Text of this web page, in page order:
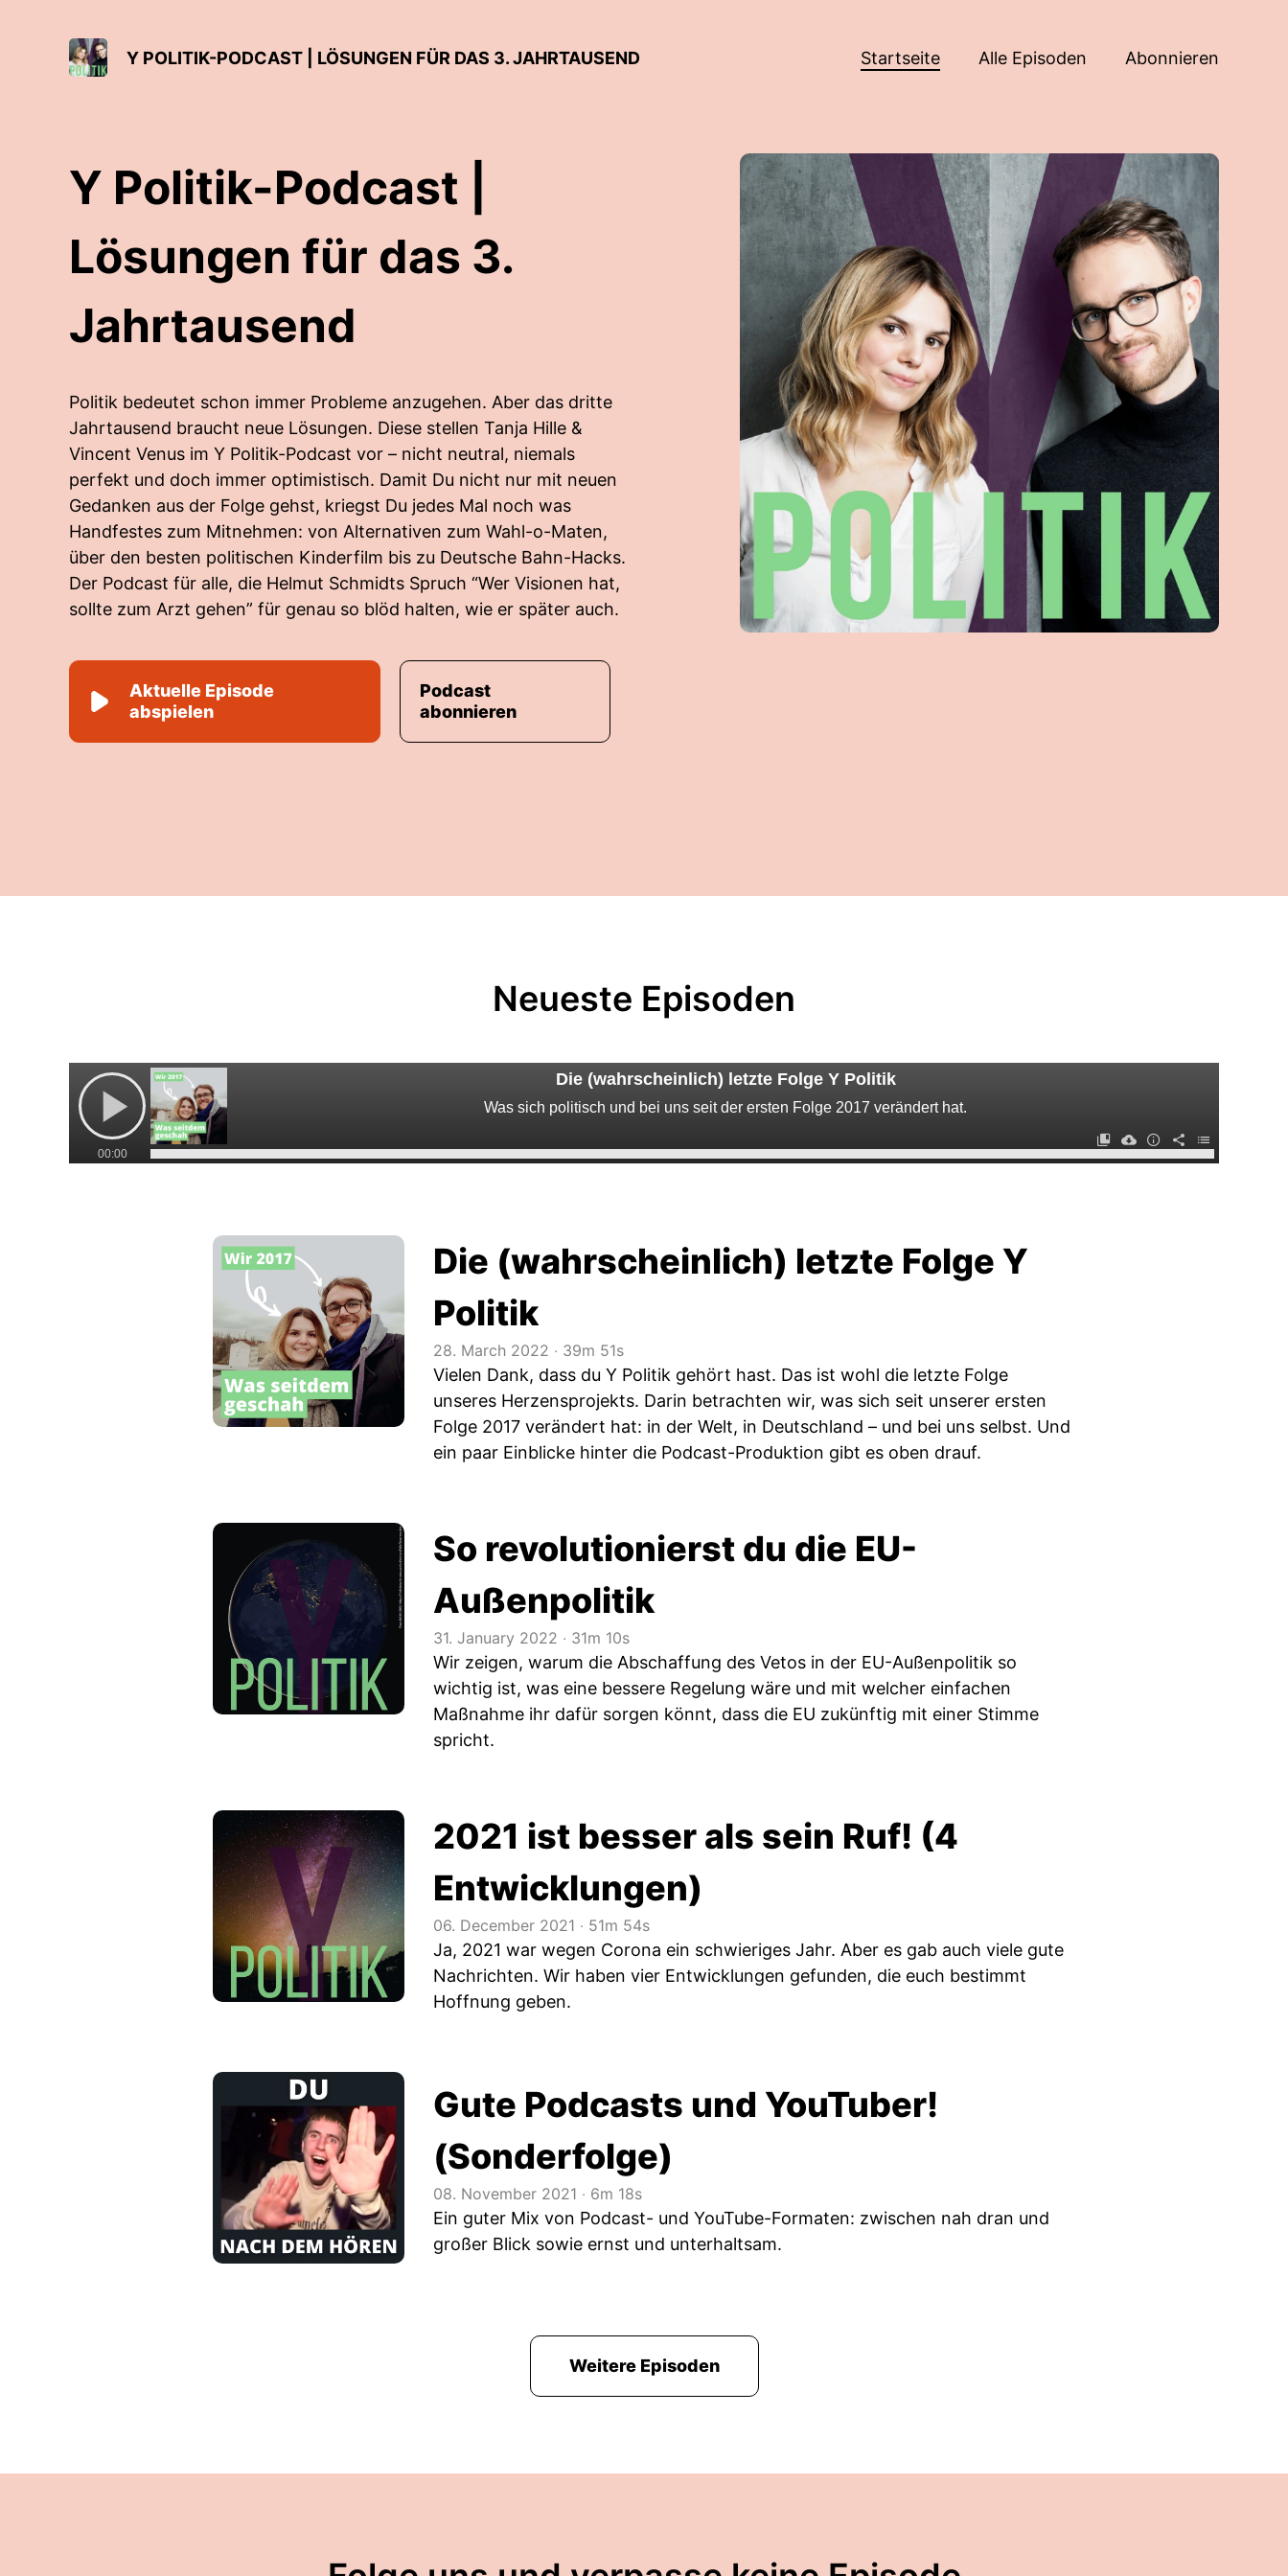
Y POLITIK-PODCAST | LÖSUNGEN FÜR DAS 3. JAHRTAUSEND Startseite Alle Episoden Abonnieren
Y Politik-Podcast |
Lösungen für das 3.
Jahrtausend
Politik bedeutet schon immer Probleme anzugehen. Aber das dritte
Jahrtausend braucht neue Lösungen. Diese stellen Tanja Hille &
Vincent Venus im Y Politik-Podcast vor – nicht neutral, niemals
perfekt und doch immer optimistisch. Damit Du nicht nur mit neuen
Gedanken aus der Folge gehst, kriegst Du jedes Mal noch was
Handfestes zum Mitnehmen: von Alternativen zum Wahl-o-Maten,
über den besten politischen Kinderfilm bis zu Deutsche Bahn-Hacks.
Der Podcast für alle, die Helmut Schmidts Spruch “Wer Visionen hat,
sollte zum Arzt gehen” für genau so blöd halten, wie er später auch.
Aktuelle Episode
abspielen
Podcast
abonnieren
Neueste Episoden
Die (wahrscheinlich) letzte Folge Y Politik
Was sich politisch und bei uns seit der ersten Folge 2017 verändert hat.
00:00
Die (wahrscheinlich) letzte Folge Y
Politik
28. March 2022 ‧ 39m 51s
Vielen Dank, dass du Y Politik gehört hast. Das ist wohl die letzte Folge
unseres Herzensprojekts. Darin betrachten wir, was sich seit unserer ersten
Folge 2017 verändert hat: in der Welt, in Deutschland – und bei uns selbst. Und
ein paar Einblicke hinter die Podcast-Produktion gibt es oben drauf.
So revolutionierst du die EU-
Außenpolitik
31. January 2022 ‧ 31m 10s
Wir zeigen, warum die Abschaffung des Vetos in der EU-Außenpolitik so
wichtig ist, was eine bessere Regelung wäre und mit welcher einfachen
Maßnahme ihr dafür sorgen könnt, dass die EU zukünftig mit einer Stimme
spricht.
2021 ist besser als sein Ruf! (4
Entwicklungen)
06. December 2021 ‧ 51m 54s
Ja, 2021 war wegen Corona ein schwieriges Jahr. Aber es gab auch viele gute
Nachrichten. Wir haben vier Entwicklungen gefunden, die euch bestimmt
Hoffnung geben.
Gute Podcasts und YouTuber!
(Sonderfolge)
08. November 2021 ‧ 6m 18s
Ein guter Mix von Podcast- und YouTube-Formaten: zwischen nah dran und
großer Blick sowie ernst und unterhaltsam.
Weitere Episoden